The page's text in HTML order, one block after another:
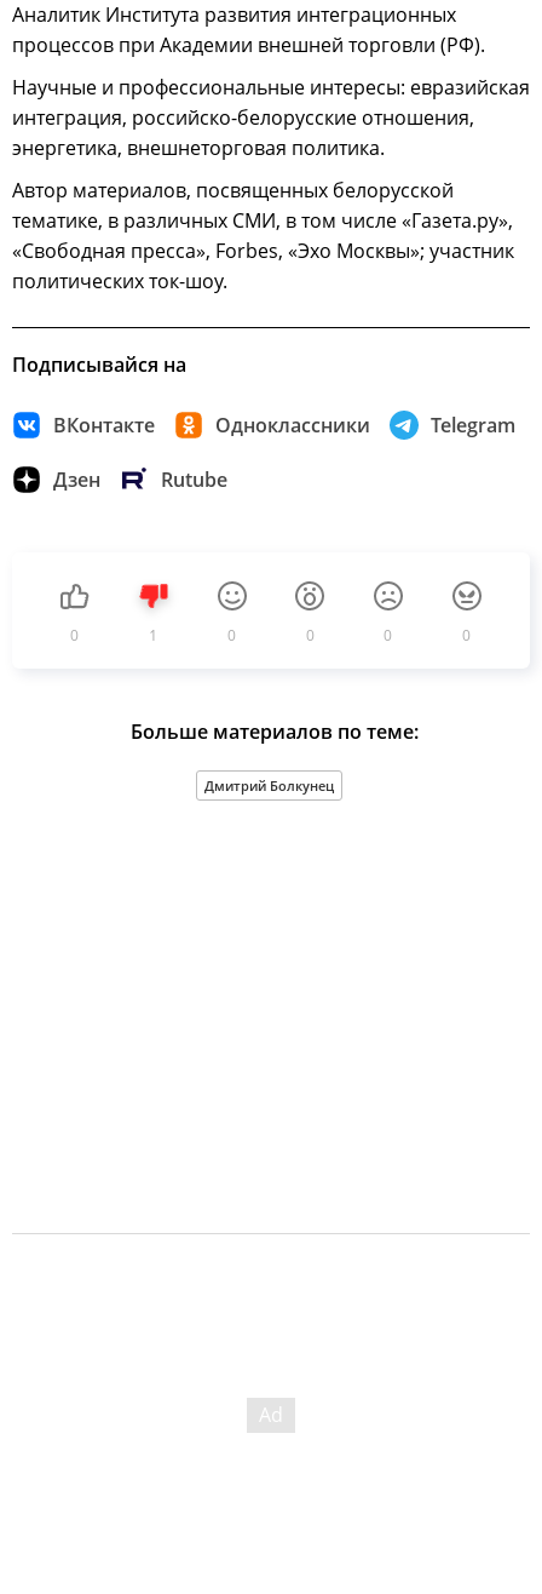
Аналитик Института развития интеграционных
процессов при Академии внешней торговли (РФ).
Научные и профессиональные интересы: евразийская
интеграция, российско-белорусские отношения,
энергетика, внешнеторговая политика.
Автор материалов, посвященных белорусской
тематике, в различных СМИ, в том числе «Газета.ру»,
«Свободная пресса», Forbes, «Эхо Москвы»; участник
политических ток-шоу.
Подписывайся на
ВКонтакте Одноклассники Telegram
Дзен Rutube
0 1 0 0 0 0
Больше материалов по теме:
Дмитрий Болкунец